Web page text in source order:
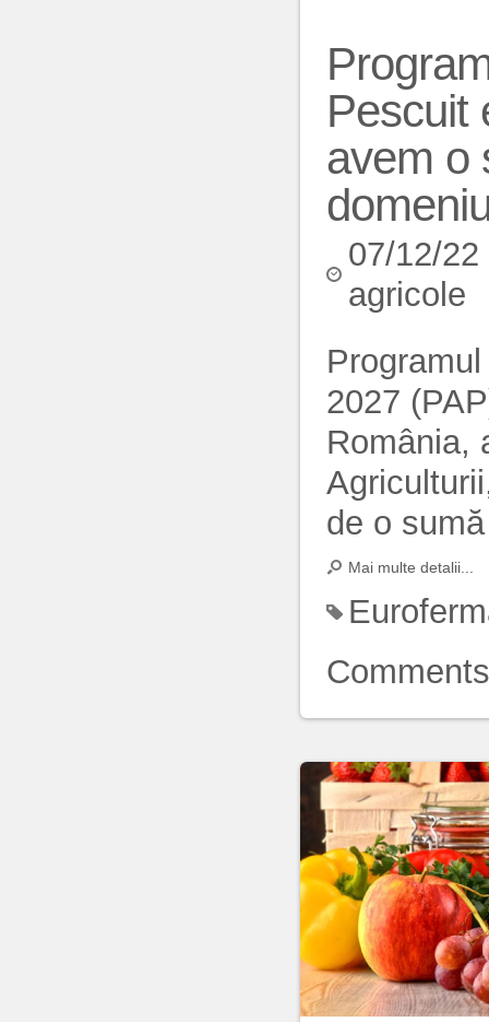
Pescuit
avem o
07/12/
agricole
2027
România,
de o
Mai multe detalii...
Comments